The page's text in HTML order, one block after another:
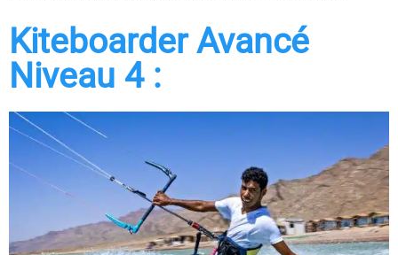
Kiteboarder Avancé
Niveau 4 :